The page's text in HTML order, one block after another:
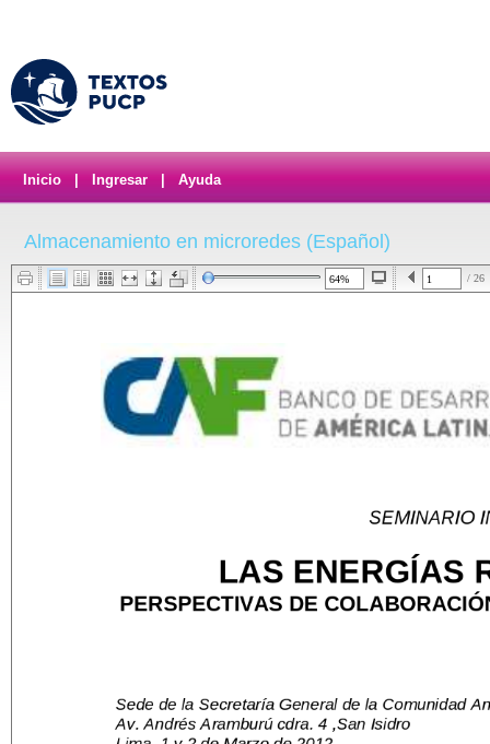
Inicio Ingresar Ayuda
Almacenamiento en microredes (Español)
/ 26